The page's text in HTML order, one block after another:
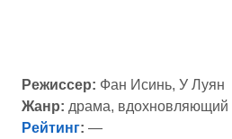
Режиссер: Фан Исинь, У Луян
Жанр: драма, вдохновляющий
Рейтинг: —